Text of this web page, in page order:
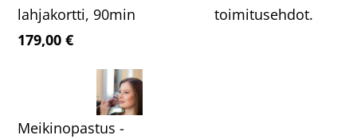
lahjakortti, 90min
179,00€
Meikinopastus -
toimitusehdot.